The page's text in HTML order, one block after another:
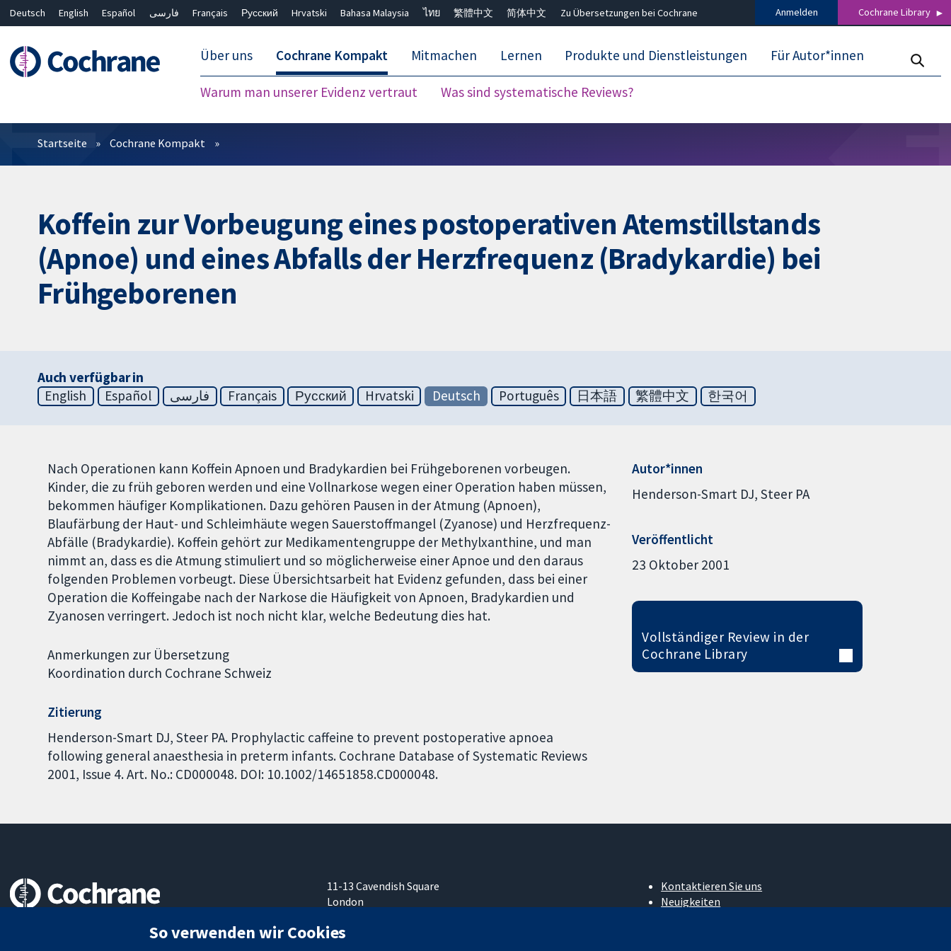
Deutsch English Español فارسی Français Русский Hrvatski Bahasa Malaysia ไทย 繁體中文 简体中文 Zu Übersetzungen bei Cochrane Anmelden Cochrane Library
Über uns Cochrane Kompakt
Warum man unserer Evidenz vertraut Was sind systematische Reviews?
Mitmachen Lernen Produkte und Dienstleistungen Für Autor*innen
Filter
Startseite Cochrane Kompakt
Koffein zur Vorbeugung eines postoperativen Atemstillstands
(Apnoe) und eines Abfalls der Herzfrequenz (Bradykardie) bei
Frühgeborenen
Auch verfügbar in
English
Español فارسی Français Русский Hrvatski Deutsch Português 日本語 繁體中文 한국어
Nach Operationen kann Koffein Apnoen und Bradykardien bei Frühgeborenen vorbeugen.
Kinder, die zu früh geboren werden und eine Vollnarkose wegen einer Operation haben müssen,
bekommen häufiger Komplikationen. Dazu gehören Pausen in der Atmung (Apnoen),
Blaufärbung der Haut- und Schleimhäute wegen Sauerstoffmangel (Zyanose) und Herzfrequenz-
Abfälle (Bradykardie). Koffein gehört zur Medikamentengruppe der Methylxanthine, und man
nimmt an, dass es die Atmung stimuliert und so möglicherweise einer Apnoe und den daraus
folgenden Problemen vorbeugt. Diese Übersichtsarbeit hat Evidenz gefunden, dass bei einer
Operation die Koffeingabe nach der Narkose die Häufigkeit von Apnoen, Bradykardien und
Zyanosen verringert. Jedoch ist noch nicht klar, welche Bedeutung dies hat.
Anmerkungen zur Übersetzung
Koordination durch Cochrane Schweiz
Zitierung
Henderson-Smart DJ, Steer PA. Prophylactic caffeine to prevent postoperative apnoea
following general anaesthesia in preterm infants. Cochrane Database of Systematic Reviews
2001, Issue 4. Art. No.: CD000048. DOI: 10.1002/14651858.CD000048.
Autor*innen
Henderson-Smart DJ Steer PA
Veröffentlicht
23 Oktober 2001
Vollständiger Review in der
Cochrane Library
11-13 Cavendish Square
London
Vereinigtes Königreich
Kontaktieren Sie uns
Neuigkeiten
So verwenden wir Cookies